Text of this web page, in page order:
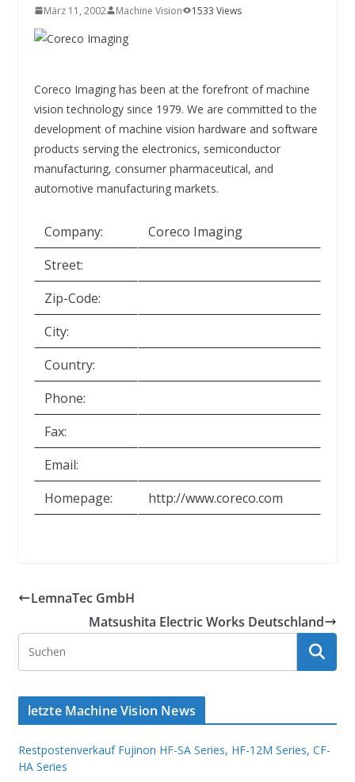
SYSTEMS WIRD EYYES
Compact system for precision
positioning of industrial cameras
März 11, 2002 Machine Vision 1533 Views
Coreco Imaging has been at the forefront of machine
vision technology since 1979. We are committed to the
development of machine vision hardware and software
products serving the electronics, semiconductor
manufacturing, consumer pharmaceutical, and
automotive manufacturing markets.
Company:
Coreco Imaging
Street:
Zip-Code:
City:
Country:
Phone:
Fax:
Email:
Homepage:
http://www.coreco.com
LemnaTec GmbH
Matsushita Electric Works Deutschland
letzte Machine Vision News
Restpostenverkauf Fujinon HF-SA Series, HF-12M Series, CF-
HA Series